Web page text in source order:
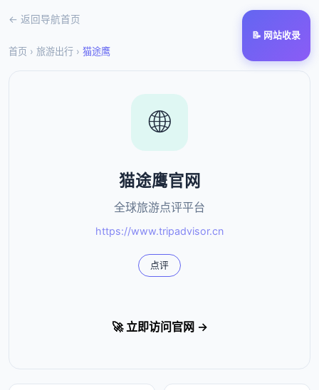
📝 网站收录
← 返回导航首页
首页 › 旅游出行 › 猫途鹰
🌐
猫途鹰官网
全球旅游点评平台
https://www.tripadvisor.cn
点评
🚀 立即访问官网 →